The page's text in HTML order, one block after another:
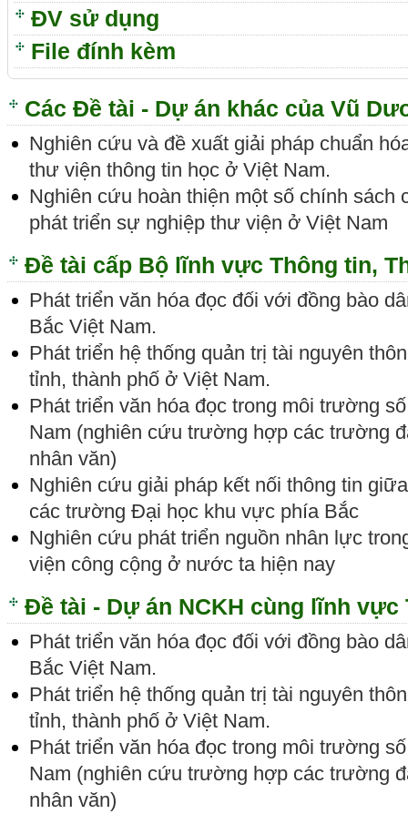
ĐV sử dụng
File đính kèm
Các Đề tài - Dự án khác của Vũ
Nghiên cứu và đề xuất giải pháp chuẩn
thư viện thông tin học ở Việt Nam.
Nghiên cứu hoàn thiện một số chính sách
phát triển sự nghiệp thư viện ở Việt Nam
Đề tài cấp Bộ lĩnh vực Thông tin,
Phát triển văn hóa đọc đối với đồng bào
Bắc Việt Nam.
Phát triển hệ thống quản trị tài nguyên
tỉnh, thành phố ở Việt Nam.
Phát triển văn hóa đọc trong môi trường
Nam (nghiên cứu trường hợp các trường
nhân văn)
Nghiên cứu giải pháp kết nối thông tin
các trường Đại học khu vực phía Bắc
Nghiên cứu phát triển nguồn nhân lực
viện công cộng ở nước ta hiện nay
Đề tài - Dự án NCKH cùng lĩnh
Phát triển văn hóa đọc đối với đồng bào
Bắc Việt Nam.
Phát triển hệ thống quản trị tài nguyên
tỉnh, thành phố ở Việt Nam.
Phát triển văn hóa đọc trong môi trường
Nam (nghiên cứu trường hợp các trường
nhân văn)